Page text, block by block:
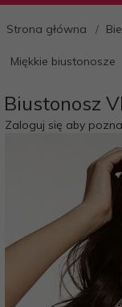
Strona główna
Miękkie biustonosze
Biustonosz
Zaloguj się aby